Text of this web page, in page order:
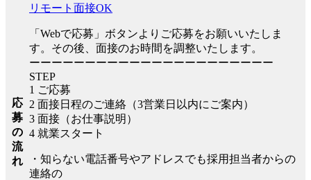
応
募
の
流
れ
リモート面接OK
「Webで応募」ボタンよりご応募をお願いいたしま
す。その後、面接のお時間を調整いたします。
ーーーーーーーーーーーーーーーーーーーーーー
STEP
1 ご応募
2 面接日程のご連絡（3営業日以内にご案内）
3 面接（お仕事説明）
4 就業スタート
・知らない電話番号やアドレスでも採用担当者からの
連絡の